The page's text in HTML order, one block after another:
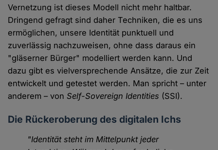
Vernetzung ist dieses Modell nicht mehr haltbar.
Dringend gefragt sind daher Techniken, die es uns
ermöglichen, unsere Identität punktuell und
zuverlässig nachzuweisen, ohne dass daraus ein
"gläserner Bürger" modelliert werden kann. Und
dazu gibt es vielversprechende Ansätze, die zur Zeit
entwickelt und getestet werden. Man spricht – unter
anderem – vonSelf-Sovereign Identities (SSI).
Die Rückeroberung des digitalen Ichs
"Identität steht im Mittelpunkt jeder